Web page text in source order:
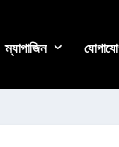
ম্যাগাজিন